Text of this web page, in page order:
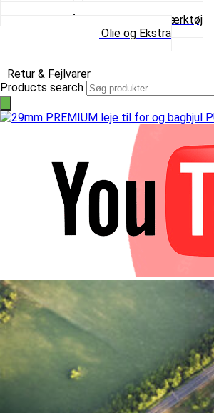
Værktøj, Aftrækkere og Dækværktøj
Se alt i Værktøj, Olie og Ekstra
Retur & Fejlvarer
Products search